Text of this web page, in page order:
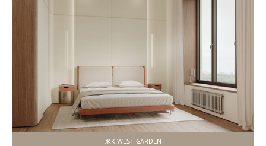
ЖК WEST GARDEN